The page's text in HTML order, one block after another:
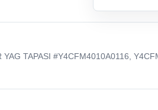
TAPASI #Y4CFM4010A0116,